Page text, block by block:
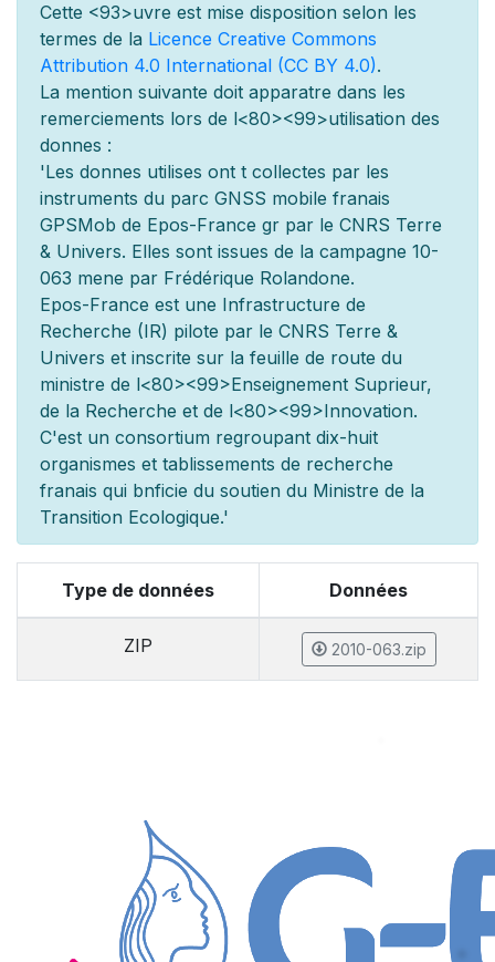
Cette <93>uvre est mise disposition selon les
termes de la Licence Creative Commons
Attribution 4.0 International (CC BY 4.0).
La mention suivante doit apparatre dans les
remerciements lors de l<80><99>utilisation des
donnes :
'Les donnes utilises ont t collectes par les
instruments du parc GNSS mobile franais
GPSMob de Epos-France gr par le CNRS Terre
& Univers. Elles sont issues de la campagne 10-
063 mene par Frédérique Rolandone.
Epos-France est une Infrastructure de
Recherche (IR) pilote par le CNRS Terre &
Univers et inscrite sur la feuille de route du
ministre de l<80><99>Enseignement Suprieur,
de la Recherche et de l<80><99>Innovation.
C'est un consortium regroupant dix-huit
organismes et tablissements de recherche
franais qui bnficie du soutien du Ministre de la
Transition Ecologique.'
Type de données Données
ZIP 2010-063.zip